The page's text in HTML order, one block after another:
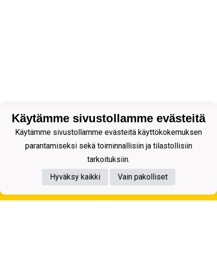
Tietosuojaseloste
Käytämme sivustollamme evästeitä
Käytämme sivustollamme evästeitä käyttökokemuksen
parantamiseksi sekä toiminnallisiin ja tilastollisiin
tarkoituksiin.
Hyväksy kaikki
Vain pakolliset